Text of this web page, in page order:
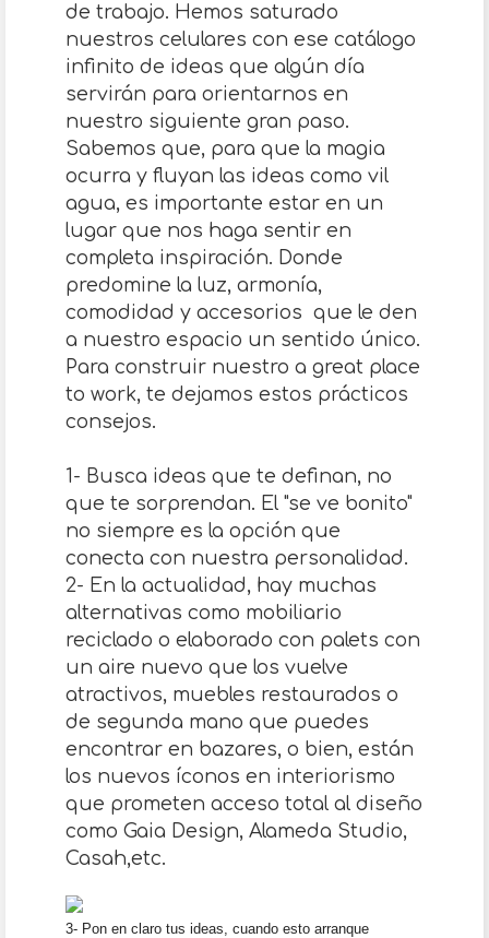
de trabajo. Hemos saturado
nuestros celulares con ese catálogo
infinito de ideas que algún día
servirán para orientarnos en
nuestro siguiente gran paso.
Sabemos que, para que la magia
ocurra y fluyan las ideas como vil
agua, es importante estar en un
lugar que nos haga sentir en
completa inspiración. Donde
predomine la luz, armonía,
comodidad y accesorios que le den
a nuestro espacio un sentido único.
Para construir nuestro a great place
to work, te dejamos estos prácticos
consejos.
1- Busca ideas que te definan, no
que te sorprendan. El "se ve bonito"
no siempre es la opción que
conecta con nuestra personalidad.
2- En la actualidad, hay muchas
alternativas como mobiliario
reciclado o elaborado con palets con
un aire nuevo que los vuelve
atractivos, muebles restaurados o
de segunda mano que puedes
encontrar en bazares, o bien, están
los nuevos íconos en interiorismo
que prometen acceso total al diseño
como Gaia Design, Alameda Studio,
Casah,etc.
3- Pon en claro tus ideas, cuando esto arranque